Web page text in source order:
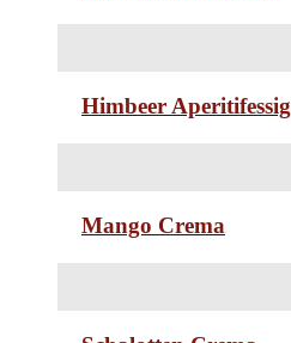
Himbeer Aperitifessig
Mango Crema